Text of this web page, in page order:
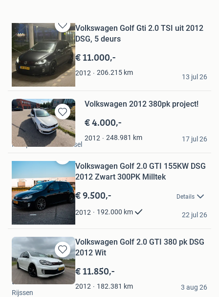
Bewaren
in
Mijn
Favorieten
Volkswagen Golf Gti 2.0 TSI uit 2012
DSG, 5 deurs
€ 11.000,-
2012 206.215 km
A
Eindhoven
13 jul 26
Bewaren
in
Mijn
Favorieten
Volkswagen 2012 380pk project!
€ 4.000,-
2012 248.981 km
Tygo
Krimpen aan den IJssel
17 jul 26
Bewaren
Mijn
Favorieten
Volkswagen Golf 2.0 GTI 155KW DSG
2012 Zwart 300PK Milltek
€ 9.500,- Details
2012 192.000 km
Sv
Gemonde
22 jul 26
Bewaren
in
Mijn
Favorieten
Volkswagen Golf 2.0 GTI 380 pk DSG
2012 Wit
€ 11.850,-
2012 182.381 km
th
Rijssen
3 aug 26